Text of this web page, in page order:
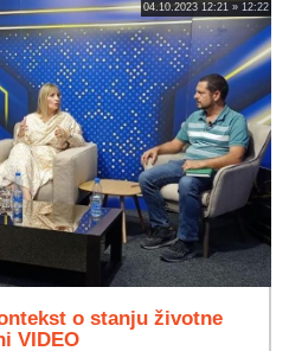
04.10.2023 12:21 » 12:22
o stanju životne
VIDEO